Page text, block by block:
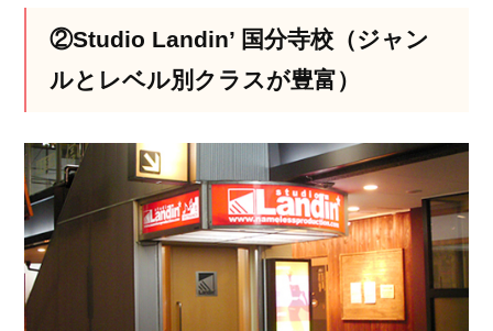
②Studio Landin’ 国分寺校（ジャン
ルとレベル別クラスが豊富）